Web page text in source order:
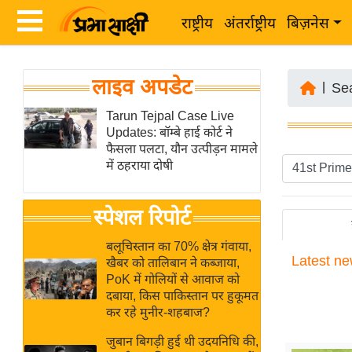
राष्ट्रीय अंतर्राष्ट्रीय बिज़नेस
Latest
News
in
Hindi
News
Live
Breaking
News in
ता
ख
ब
राष्ट्रीय
अंतर्राष्ट्रीय
उद्योग
जगत
लाइव अपडेट
Tarun Tejpal Case Live
Updates: बॉम्बे हाई कोर्ट ने
फैसला पलटा, यौन उत्पीड़न मामले
में ठहराया दोषी
स्पेशल रिपोर्ट
बलूचिस्तान का 70% क्षेत्र गंवाया,
खैबर को तालिबान ने कब्जाया,
PoK में गोलियों से आवाज को
दबाया, किस पाकिस्तान पर हुकूमत
कर रहे मुनीर-शहबाज?
जुबान बिगड़ी हुई थी उदयनिधि की,
Latest